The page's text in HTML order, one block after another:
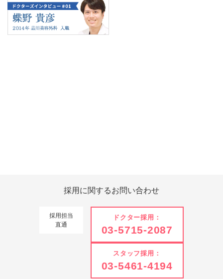
採用に関するお問い合わせ
採用担当
直通
ドクター採用：
03-5715-2087
スタッフ採用：
03-5461-4194